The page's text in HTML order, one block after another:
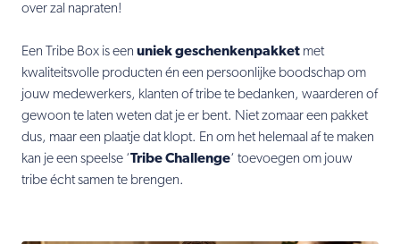
over zal napraten!
Een Tribe Box is een uniek geschenkenpakket met
kwaliteitsvolle producten én een persoonlijke boodschap om
jouw medewerkers, klanten of tribe te bedanken, waarderen of
gewoon te laten weten dat je er bent. Niet zomaar een pakket
dus, maar een plaatje dat klopt. En om het helemaal af te maken
kan je een speelse ‘Tribe Challenge‘ toevoegen om jouw
tribe écht samen te brengen.